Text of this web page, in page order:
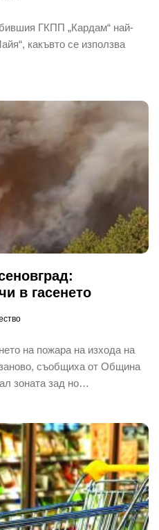
ГКПП „Кардам“ най-
какъвто се използва
в гасенето
на пожара на изхода на
съобщиха от Община
зоната зад но…